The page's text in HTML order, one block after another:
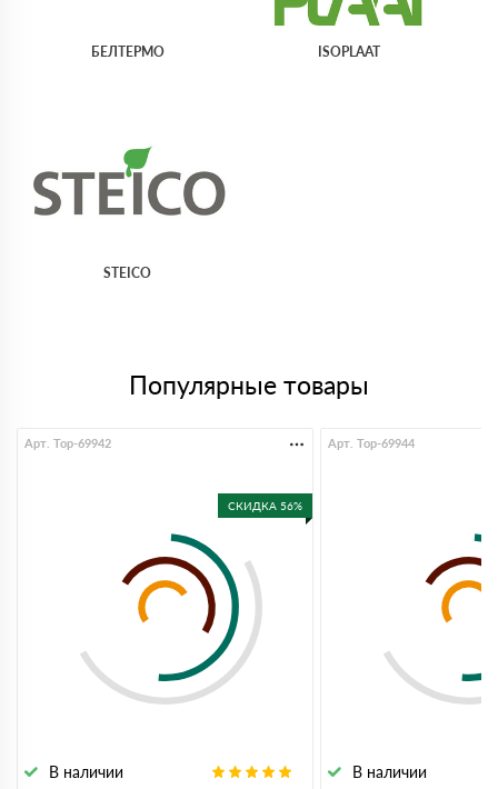
БЕЛТЕРМО ISOPLAAT
STEICO
Популярные товары
СКИДКА 56%
В наличии
Арт. Top-69942
В наличии
Арт. Top-69944